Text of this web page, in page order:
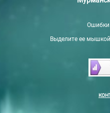
Ошибки
Выделите ее